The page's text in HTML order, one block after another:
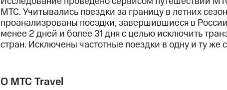
МТС. Учитывались поездки за границу в летних
проанализрованы поездки, завершившиеся в
менее 2 дней и более 31 дня с целью исключить
стран. Исключены частотные поездки в одну и ту же
О МТС Travel